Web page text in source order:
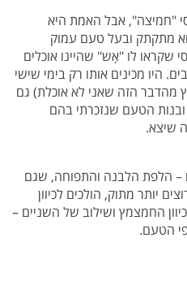
"חמיצה", אבל האמת היא
מתקתק ובעל טעם עמוק
שקראו לו "אָש" שהיינו אוכלים
היו מכינים אותו רק בימי שישי
מהדבר הזה שאני לא אוכלת) גם
ובנות הטעם שנזכרתי בהם
שיצא.
– הלפת הלבנה והתפוחה, שגם
יותר מתוק, הולכים לכיוון
החמצמץ ושילוב של השניים –
הטעם.